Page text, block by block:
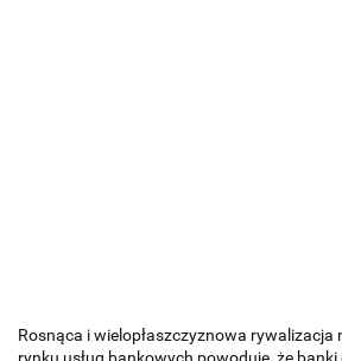
Rosnąca i wielopłaszczyznowa rywalizacja
rynku usług bankowych powoduje, że banki